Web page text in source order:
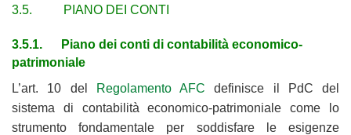
3.5. PIANO DEI CONTI
3.5.1. Piano dei conti di contabilità economico-
patrimoniale
L’art. 10 del
Regolamento AFC definisce il PdC del
sistema di contabilità economico-patrimoniale come lo
strumento fondamentale per soddisfare le esigenze